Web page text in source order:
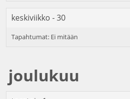
keskiviikko - 30
joulukuu